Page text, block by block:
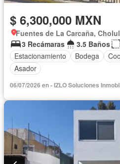
$ 6,300,000 MXN
Fuentes de La Carcaña,
3 Recámaras
3.5 Baños
Estacionamiento
Bodega
Asador
06/07/2026 en - IZLO Soluciones